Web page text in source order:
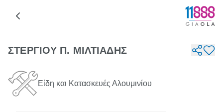
ΣΤΕΡΓΙΟΥ Π. ΜΙΛΤΙΑΔΗΣ
Είδη και Κατασκευές Αλουμινίου